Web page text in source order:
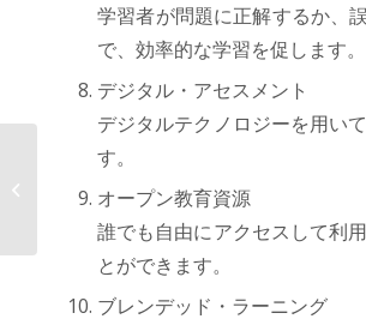
学習者が問題に正解するか、
で、効率的な学習を促します。
デジタル・アセスメント
デジタルテクノロジーを用い
す。
オープン教育資源
誰でも自由にアクセスして利
とができます。
ブレンデッド・ラーニング
AOSデータ社、ヘルスケアテックで
健康管理の効率化 「健康データプラ
ットフォームAOS...